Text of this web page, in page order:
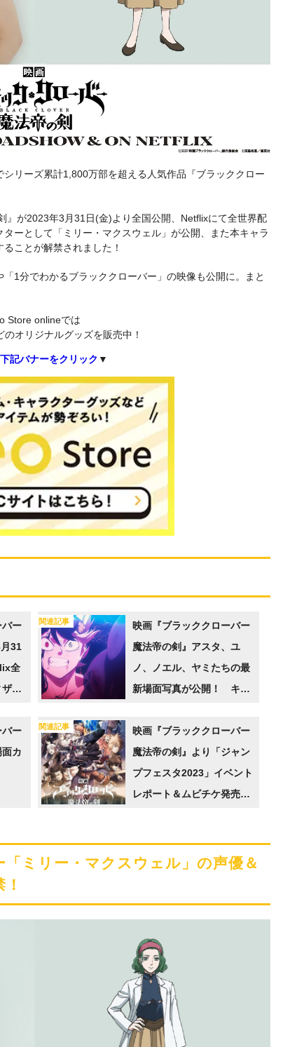
リーズ累計1,800万部を超える人気作品『ブラッククロー
』が2023年3月31日(金)より全国公開、Netflixにて全世界配
ーとして「ミリー・マクスウェル」が公開、また本キャラ
ことが解禁されました！
1分でわかるブラッククローバー」の映像も公開に。まと
Store onlineでは
のオリジナルグッズを販売中！
記バナーをクリック ▼
バー
31
全
ー
関連記事
映画『ブラッククローバー
魔法帝の剣』アスタ、ユ
ノ、ノエル、ヤミたちの最
新場面写真が公開！ キャ
投稿もスタート
バー
カ
関連記事
映画『ブラッククローバー
魔法帝の剣』より「ジャン
プフェスタ2023」イベント
レポート＆ムビチケ発売情
ミリー・マクスウェル」の声優＆